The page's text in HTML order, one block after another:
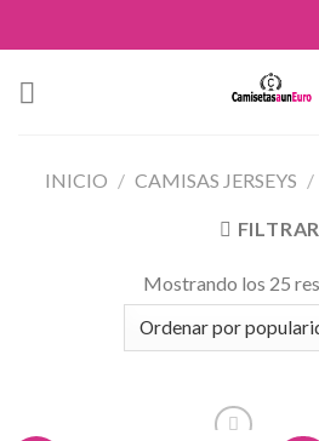
to
INICIO / CAMISAS JERSEYS /
FILTRAR
Mostrando los 25